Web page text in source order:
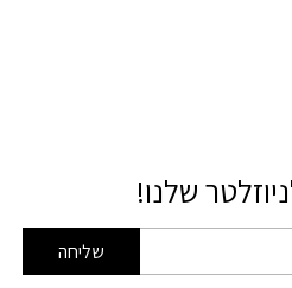
שלנו!
שליחה